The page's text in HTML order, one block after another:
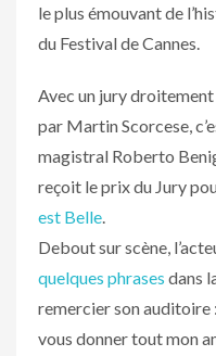
le plus émouvant de
du Festival de Cannes.
Avec un jury droitement
par Martin Scorcese,
magistral Roberto
reçoit le prix du Jury
est Belle.
Debout sur scène,
quelques phrases dans
remercier son auditoire
vous donner tout mon